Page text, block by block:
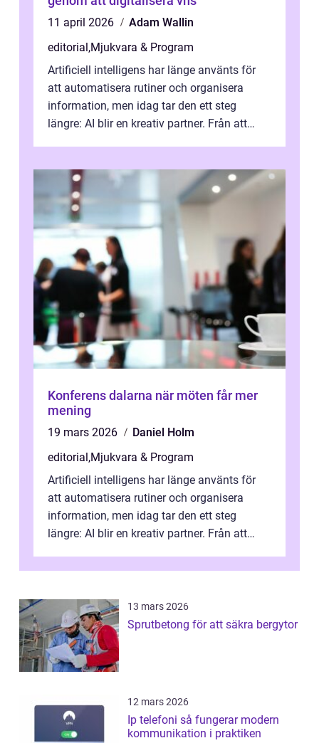
11 april 2026
Adam Wallin
editorial,Mjukvara & Program
Artificiell intelligens har länge använts för
att automatisera rutiner och organisera
information, men idag tar den ett steg
längre: AI blir en kreativ partner. Från att
Konferens dalarna när möten får mer
mening
19 mars 2026
Daniel Holm
editorial,Mjukvara & Program
Artificiell intelligens har länge använts för
att automatisera rutiner och organisera
information, men idag tar den ett steg
längre: AI blir en kreativ partner. Från att
13 mars 2026
Sprutbetong för att säkra bergytor
12 mars 2026
Ip telefoni så fungerar modern
kommunikation i praktiken